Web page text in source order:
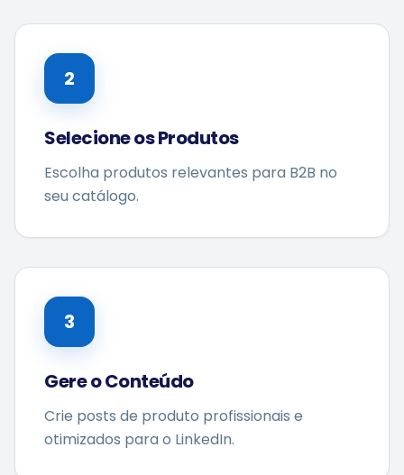
2
Selecione os Produtos
Escolha produtos relevantes para B2B no
seu catálogo.
3
Gere o Conteúdo
Crie posts de produto profissionais e
otimizados para o LinkedIn.